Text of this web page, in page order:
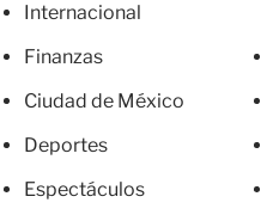
Internacional
Finanzas
Ciudad de México
Deportes
Espectáculos